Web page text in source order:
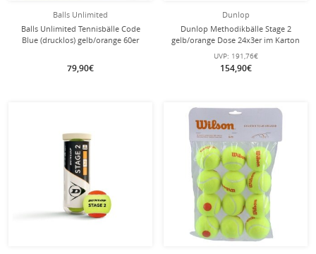
Balls Unlimited
Balls Unlimited Tennisbälle Code
Blue (drucklos) gelb/orange 60er
79,90€
Dunlop
Dunlop Methodikbälle Stage 2
gelb/orange Dose 24x3er im Karton
UVP: 191,76€
154,90€